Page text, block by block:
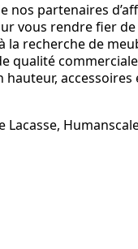
partenaires
vous rendre fier
la recherche de
qualité